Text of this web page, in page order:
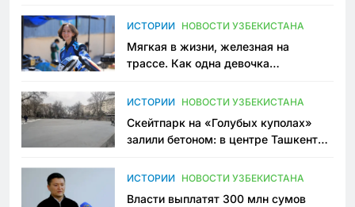
ИСТОРИИ НОВОСТИ УЗБЕКИСТАНА
Мягкая в жизни, железная на
трассе. Как одна девочка
Узбекистане
ИСТОРИИ НОВОСТИ УЗБЕКИСТАНА
Скейтпарк на «Голубых куполах»
залили бетоном: в центре Ташкента
пространство
ИСТОРИИ НОВОСТИ УЗБЕКИСТАНА
Власти выплатят 300 млн сумов